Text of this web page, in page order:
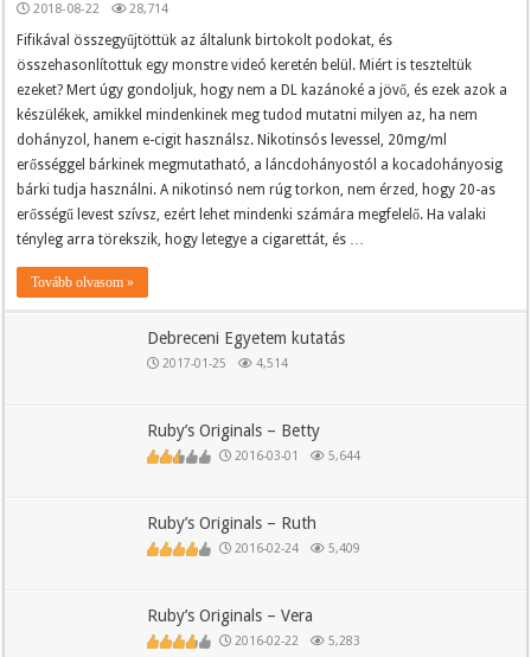
2018-08-22 28,714
Fifikával összegyűjtöttük az általunk birtokolt podokat, és
összehasonlítottuk egy monstre videó keretén belül. Miért is teszteltük
ezeket? Mert úgy gondoljuk, hogy nem a DL kazánoké a jövő, és ezek azok a
készülékek, amikkel mindenkinek meg tudod mutatni milyen az, ha nem
dohányzol, hanem e-cigit használsz. Nikotinsós levessel, 20mg/ml
erősséggel bárkinek megmutatható, a láncdohányostól a kocadohányosig
bárki tudja használni. A nikotinsó nem rúg torkon, nem érzed, hogy 20-as
erősségű levest szívsz, ezért lehet mindenki számára megfelelő. Ha valaki
tényleg arra törekszik, hogy letegye a cigarettát, és …
Tovább olvasom »
Debreceni Egyetem kutatás
2017-01-25 4,514
Ruby’s Originals – Betty
2016-03-01 5,644
Ruby’s Originals – Ruth
2016-02-24 5,409
Ruby’s Originals – Vera
2016-02-22 5,283